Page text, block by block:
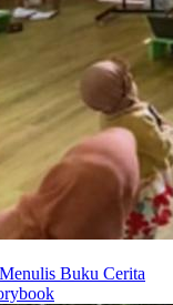
Buku Cerita